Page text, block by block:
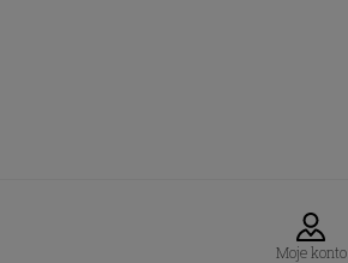
Moje konto